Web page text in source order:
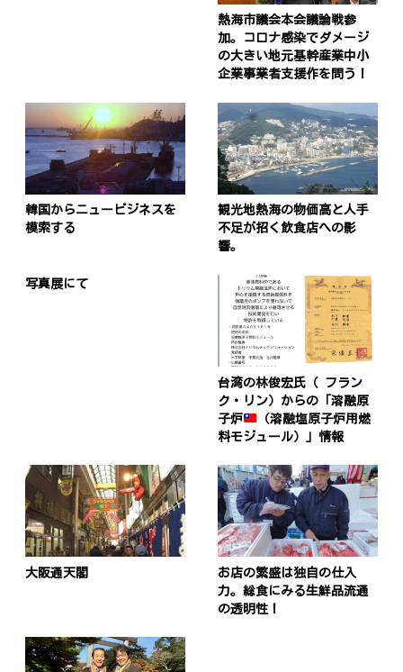
熱海市議会本会議論戦参
加。コロナ感染でダメージ
の大きい地元基幹産業中小
企業事業者支援作を問う！
韓国からニュービジネスを
模索する
観光地熱海の物価高と人手
不足が招く飲食店への影
響。
写真展にて
台湾の林俊宏氏（ フラン
ク・リン）からの「溶融原
子炉
（溶融塩原子炉用燃
料モジュール）」情報
大阪通天閣
お店の繁盛は独自の仕入
力。総食にみる生鮮品流通
の透明性！